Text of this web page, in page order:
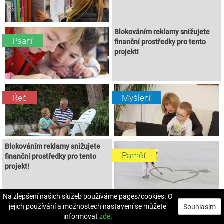
Na zlepšení našich služeb používáme pages/cookies. O
jejich používání a možnostech nastavení se můžete
informovat zde.
Souhlasím
Psaní
Blokováním reklamy snižujete
finanční prostředky pro tento
projekt!
Řeč Myšlení
Blokováním reklamy snižujete
finanční prostředky pro tento
projekt!
Paměť